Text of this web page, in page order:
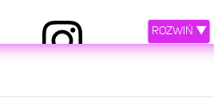
ROZWIŃ ▼